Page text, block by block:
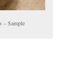
– Sample